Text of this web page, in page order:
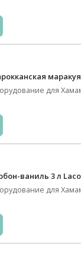
для
ваниль 3 л
для